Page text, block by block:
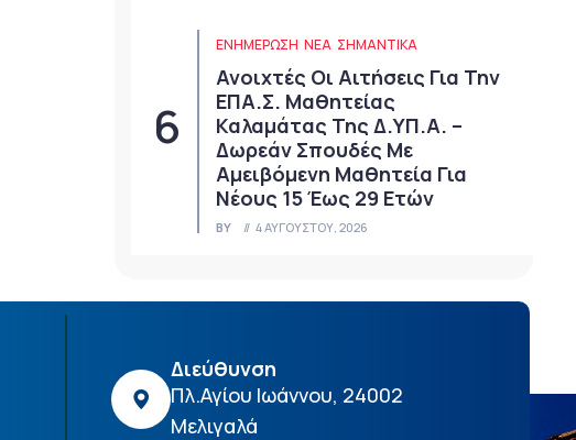
ΕΝΗΜΕΡΩΣΗ ΝΈΑ ΣΗΜΑΝΤΙΚΆ
Ανοιχτές Οι Αιτήσεις Για Την
ΕΠΑ.Σ. Μαθητείας
Καλαμάτας Της Δ.ΥΠ.Α. –
Δωρεάν Σπουδές Με
Αμειβόμενη Μαθητεία Για
Νέους 15 Έως 29 Ετών
BY 4 ΑΥΓΟΎΣΤΟΥ, 2026
Διεύθυνση
Πλ.Αγίου Ιωάννου, 24002
Μελιγαλά